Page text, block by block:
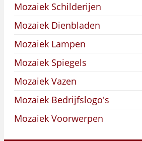
Mozaiek Schilderijen
Mozaiek Dienbladen
Mozaiek Lampen
Mozaiek Spiegels
Mozaiek Vazen
Mozaiek Bedrijfslogo's
Mozaiek Voorwerpen